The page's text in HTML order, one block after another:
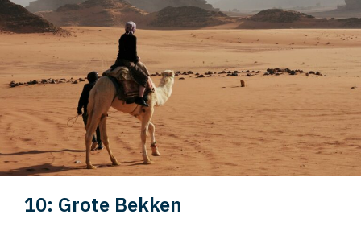
10: Grote Bekken